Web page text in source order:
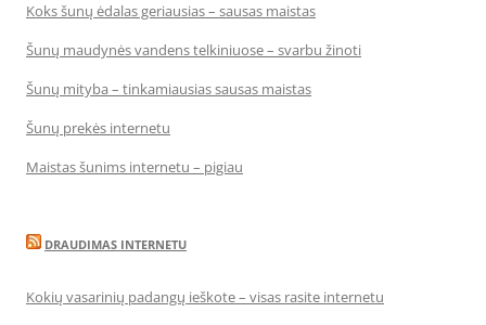
Koks šunų ėdalas geriausias – sausas maistas
Šunų maudynės vandens telkiniuose – svarbu žinoti
Šunų mityba – tinkamiausias sausas maistas
Šunų prekės internetu
Maistas šunims internetu – pigiau
DRAUDIMAS INTERNETU
Kokių vasarinių padangų ieškote – visas rasite internetu